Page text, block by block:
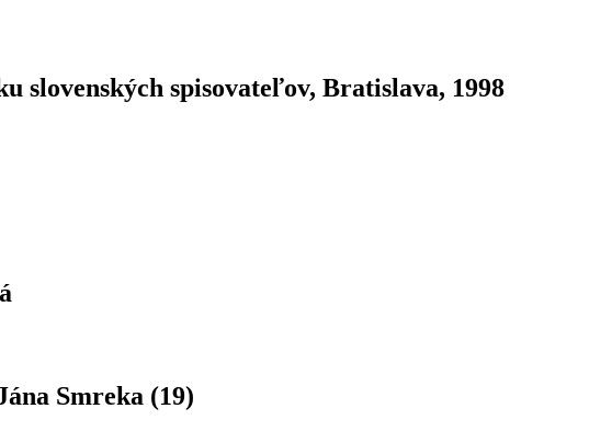
slovenských spisovateľov, Bratislava, 1998
Smreka (19)